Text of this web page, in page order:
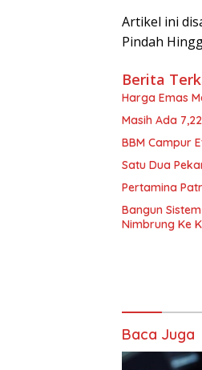
Artikel ini
Pindah
Berita
Harga Emas
Masih Ada
BBM Campur
Satu Dua
Pertamina
Bangun
Nimbrung Ke
Baca Juga